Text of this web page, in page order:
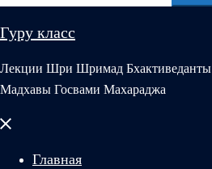
Гуру класс
Лекции Шри Шримад Бхактиведанты
Мадхавы Госвами Махараджа
Закрыть
Главная